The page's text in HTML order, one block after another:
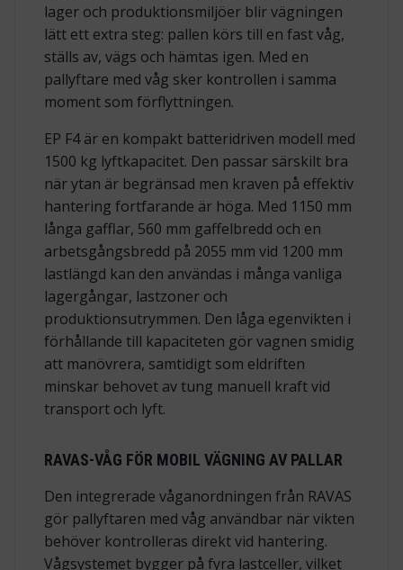
lager och produktionsmiljöer blir vägningen
lätt ett extra steg: pallen körs till en fast våg,
ställs av, vägs och hämtas igen. Med en
pallyftare med våg sker kontrollen i samma
moment som förflyttningen.
EP F4 är en kompakt batteridriven modell med
1500 kg lyftkapacitet. Den passar särskilt bra
när ytan är begränsad men kraven på effektiv
hantering fortfarande är höga. Med 1150 mm
långa gafflar, 560 mm gaffelbredd och en
arbetsgångsbredd på 2055 mm vid 1200 mm
lastlängd kan den användas i många vanliga
lagergångar, lastzoner och
produktionsutrymmen. Den låga egenvikten i
förhållande till kapaciteten gör vagnen smidig
att manövrera, samtidigt som eldriften
minskar behovet av tung manuell kraft vid
transport och lyft.
RAVAS-VÅG FÖR MOBIL VÄGNING AV PALLAR
Den integrerade våganordningen från RAVAS
gör pallyftaren med våg användbar när vikten
behöver kontrolleras direkt vid hantering.
Vågsystemet bygger på fyra lastceller, vilket